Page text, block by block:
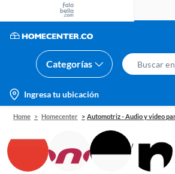
Categorías
location-
icon
Ingresa tu ubicación
Home Homecenter Automotriz - Audio y video